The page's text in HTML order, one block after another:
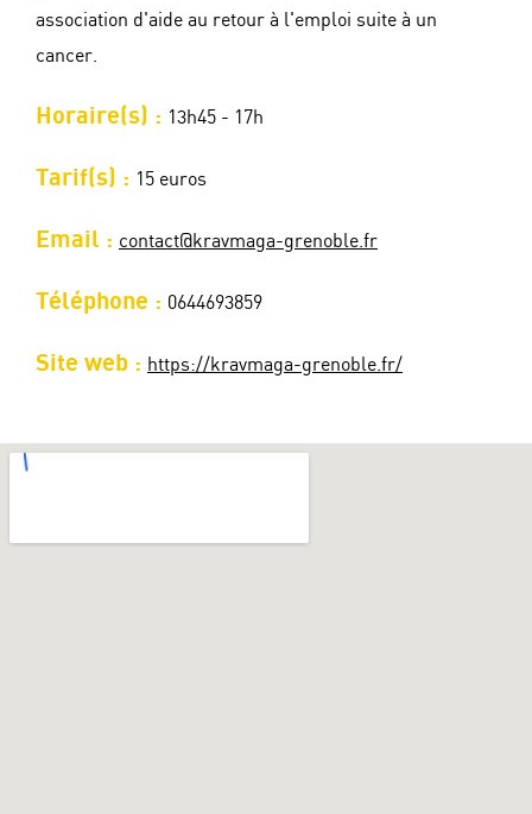
association d'aide au retour à l'emploi suite à un
cancer.
Horaire(s) : 13h45 - 17h
Tarif(s) : 15 euros
Email : contact@kravmaga-grenoble.fr
Téléphone : 0644693859
Site web : https://kravmaga-grenoble.fr/